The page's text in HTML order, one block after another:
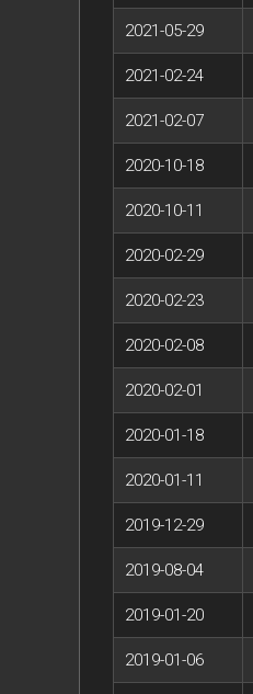
2021-05-29
2021-02-24
2021-02-07
2020-10-18
2020-10-11
2020-02-29
2020-02-23
2020-02-08
2020-02-01
2020-01-18
2020-01-11
2019-12-29
2019-08-04
2019-01-20
2019-01-06